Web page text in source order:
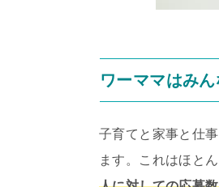
ワーママはみ
子育てと家事と仕
ます。これはほと